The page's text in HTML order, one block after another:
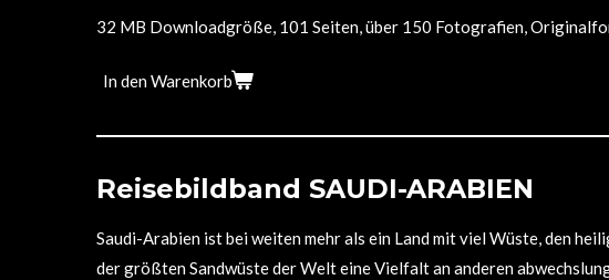
32 MB Downloadgröße, 101 Seiten, über 150 Fotografien,
In den Warenkorb
Reisebildband SAUDI-ARABIEN
Saudi-Arabien ist bei weiten mehr als ein Land mit viel Wüste, den
der größten Sandwüste der Welt eine Vielfalt an anderen